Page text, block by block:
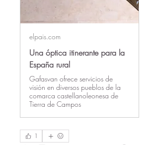
elpais.com
Una óptica itinerante para la
España rural
Gafasvan ofrece servicios de
visión en diversos pueblos de la
comarca castellanoleonesa de
Tierra de Campos
1